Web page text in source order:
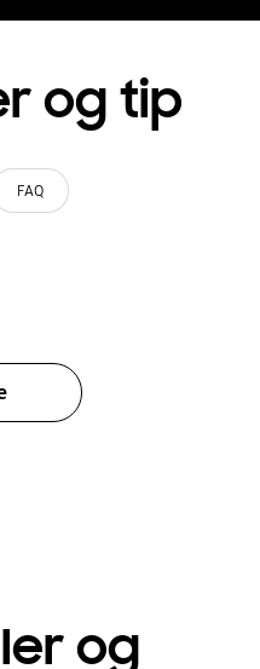
og tip
FAQ
og